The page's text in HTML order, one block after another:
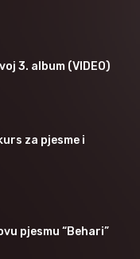
3. album (VIDEO)
za pjesme i
pjesmu “Behari”